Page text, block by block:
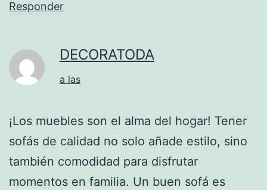
Responder
DECORATODA
a las
¡Los muebles son el alma del hogar! Tener
sofás de calidad no solo añade estilo, sino
también comodidad para disfrutar
momentos en familia. Un buen sofá es